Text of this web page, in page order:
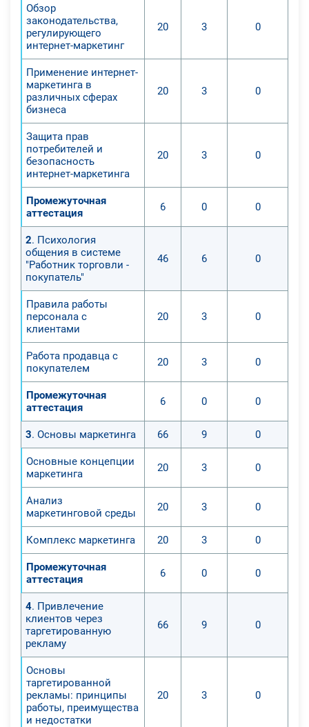
Обзор
законодательства,
регулирующего
интернет-маркетинг
20 3 0
Применение интернет-
маркетинга в
различных сферах
бизнеса
20 3 0
Защита прав
потребителей и
безопасность
интернет-маркетинга
20 3 0
Промежуточная
аттестация
6 0 0
2. Психология
общения в системе
"Работник торговли -
покупатель"
46 6 0
Правила работы
персонала с
клиентами
20 3 0
Работа продавца с
покупателем
20 3 0
Промежуточная
аттестация
6 0 0
3. Основы маркетинга 66 9 0
Основные концепции
маркетинга
20 3 0
Анализ
маркетинговой среды
20 3 0
Комплекс маркетинга 20 3 0
Промежуточная
аттестация
6 0 0
4. Привлечение
клиентов через
таргетированную
рекламу
66 9 0
Основы
таргетированной
рекламы: принципы
работы, преимущества
и недостатки
20 3 0